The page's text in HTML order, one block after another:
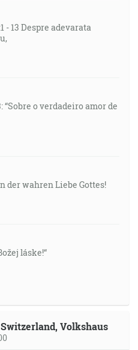
- 13 Despre adevarata
“Sobre o verdadeiro amor de
der wahren Liebe Gottes!
láske!“
Switzerland, Volkshaus